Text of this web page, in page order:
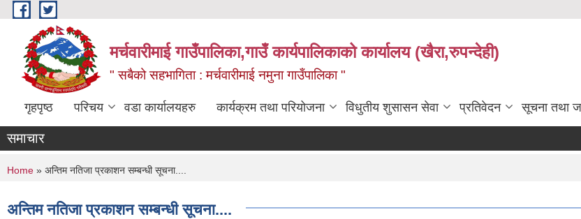
Skip to main content
मर्चवारीमाई गाउँपालिका,गाउँ कार्यपालिकाको कार्यालय (खैरा,रुपन्देही)
" सबैको सहभागिता : मर्चवारीमाई नमुना गाउँपालिका "
गृहपृष्ठ परिचय वडा कार्यालयहरु कार्यक्रम तथा परियोजना विधुतीय शुसासन सेवा प्रतिवेदन सूचना तथा
समाचार
You are here
Home » अन्तिम नतिजा प्रकाशन सम्बन्धी सूचना....
अन्तिम नतिजा प्रकाशन सम्बन्धी सूचना....